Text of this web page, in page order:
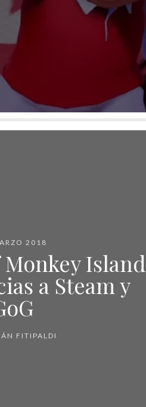
2018
Island
a Steam y
FITIPALDI